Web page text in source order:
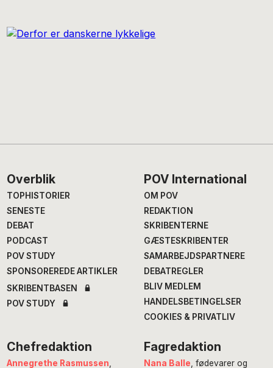
Footer
Overblik
TOPHISTORIER
SENESTE
DEBAT
PODCAST
POV STUDY
SPONSOREREDE ARTIKLER
SKRIBENTBASEN
POV STUDY
POV International
OM POV
REDAKTION
SKRIBENTERNE
GÆSTESKRIBENTER
SAMARBEJDSPARTNERE
DEBATREGLER
BLIV MEDLEM
HANDELSBETINGELSER
COOKIES & PRIVATLIV
Chefredaktion
Annegrethe Rasmussen
Fagredaktion
Nana Balle , fødevarer og